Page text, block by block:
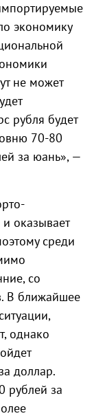
экономику
не может
рубля будет
70-80
за юань», —
оказывает
среди
со
В ближайшее
однако
доллар.
рублей за